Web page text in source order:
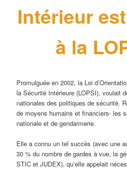
Intérieur
à la
Promulguée en 2002, la Loi
la Sécurité Intérieure (LOPSI), voulait
nationales des politiques de sécurité.
de moyens humains et financiers- les
nationale et de gendarmerie.
Elle a connu un tel succès (avec une
30 % du nombre de gardes à vue, la
STIC et JUDEX), qu’elle appelait